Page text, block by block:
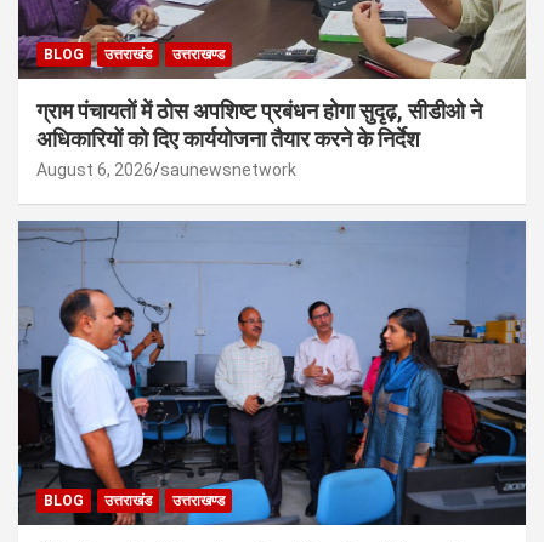
BLOG उत्तराखंड उत्तराखण्ड
ग्राम पंचायतों में ठोस अपशिष्ट प्रबंधन होगा सुदृढ़, सीडीओ ने
अधिकारियों को दिए कार्ययोजना तैयार करने के निर्देश
August 6, 2026 saunewsnetwork
BLOG उत्तराखंड उत्तराखण्ड